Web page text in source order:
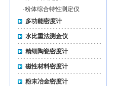
·粉体综合特性测定仪
多功能密度计
水比重法测金仪
精细陶瓷密度计
磁性材料密度计
粉末冶金密度计